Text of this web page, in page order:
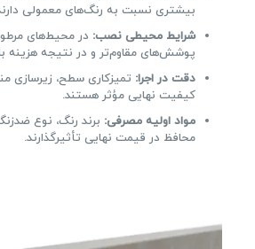
بیشتری نسبت به رنگ‌های معمولی
شرایط محیطی نصب: در محیط‌های
پوشش‌های مقاوم‌تر و در نتیجه هزینه
دقت در اجرا: تمیزکاری سطح، زیرسازی
کیفیت نهایی مؤثر هستند.
مواد اولیه مصرفی: برند رنگ، نوع
محافظ در قیمت نهایی تأثیرگذارند.